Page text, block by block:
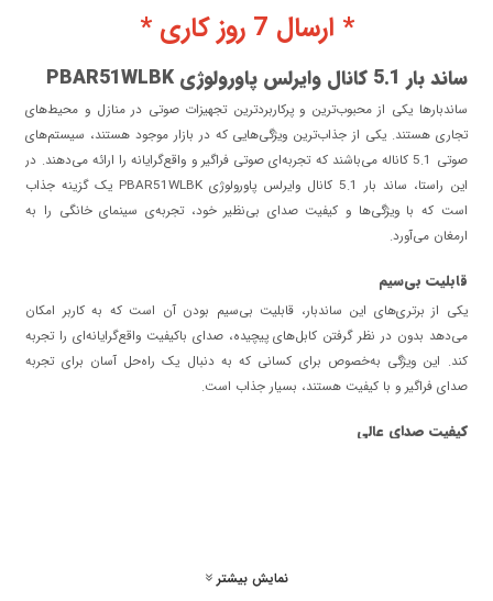
* ارسال 7 روز کاری *
ساند بار 5.1 کانال وایرلس پاورولوژی PBAR51WLBK
ساندبارها یکی از محبوب‌ترین و پرکاربردترین تجهیزات صوتی در منازل و محیط‌های
تجاری هستند. یکی از جذاب‌ترین ویژگی‌هایی که در بازار موجود هستند، سیستم‌های
صوتی 5.1 کاناله می‌باشند که تجربه‌ای صوتی فراگیر و واقع‌گرایانه را ارائه می‌دهند. در
این راستا، ساند بار 5.1 کانال وایرلس پاورولوژی PBAR51WLBK یک گزینه جذاب
است که با ویژگی‌ها و کیفیت صدای بی‌نظیر خود، تجربه‌ی سینمای خانگی را به
ارمغان می‌آورد.
قابلیت بی‌سیم
یکی از برتری‌های این ساندبار، قابلیت بی‌سیم بودن آن است که به کاربر امکان
می‌دهد بدون در نظر گرفتن کابل‌های پیچیده، صدای باکیفیت واقع‌گرایانه‌ای را تجربه
کند. این ویژگی به‌خصوص برای کسانی که به دنبال یک راه‌حل آسان برای تجربه
صدای فراگیر و با کیفیت هستند، بسیار جذاب است.
کیفیت صدای عالی
نمایش بیشتر